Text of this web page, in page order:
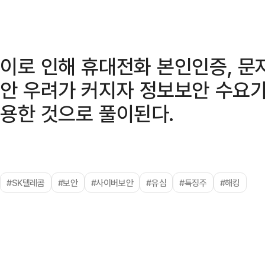
이로 인해 휴대전화 본인인증,
안 우려가 커지자 정보보안 수요
용한 것으로 풀이된다.
#SK텔레콤 #보안 #사이버보안 #유심 #특징주 #해킹